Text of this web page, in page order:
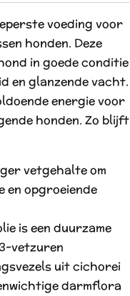
voeding voor
honden. Deze
in goede conditie
en glanzende vacht.
energie voor
honden. Zo blijft
vetgehalte om
en opgroeiende
is een duurzame
vetzuren
uit cichorei
darmflora